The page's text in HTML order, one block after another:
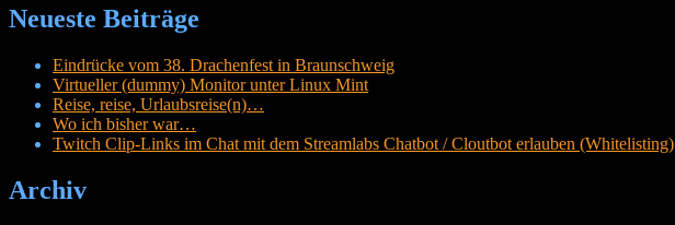
Neueste Beiträge
Eindrücke vom 38. Drachenfest in Braunschweig
Virtueller (dummy) Monitor unter Linux Mint
Reise, reise, Urlaubsreise(n)…
Wo ich bisher war…
Twitch Clip-Links im Chat mit dem Streamlabs Chatbot / Cloutbot erlauben (Whitelisting)
Archiv